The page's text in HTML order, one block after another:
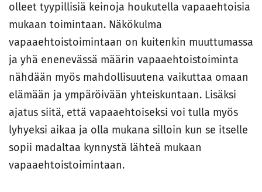
olleet tyypillisiä keinoja houkutella vapaaehtoisia
mukaan toimintaan. Näkökulma
vapaaehtoistoimintaan on kuitenkin muuttumassa
ja yhä enenevässä määrin vapaaehtoistoiminta
nähdään myös mahdollisuutena vaikuttaa omaan
elämään ja ympäröivään yhteiskuntaan. Lisäksi
ajatus siitä, että vapaaehtoiseksi voi tulla myös
lyhyeksi aikaa ja olla mukana silloin kun se itselle
sopii madaltaa kynnystä lähteä mukaan
vapaaehtoistoimintaan.